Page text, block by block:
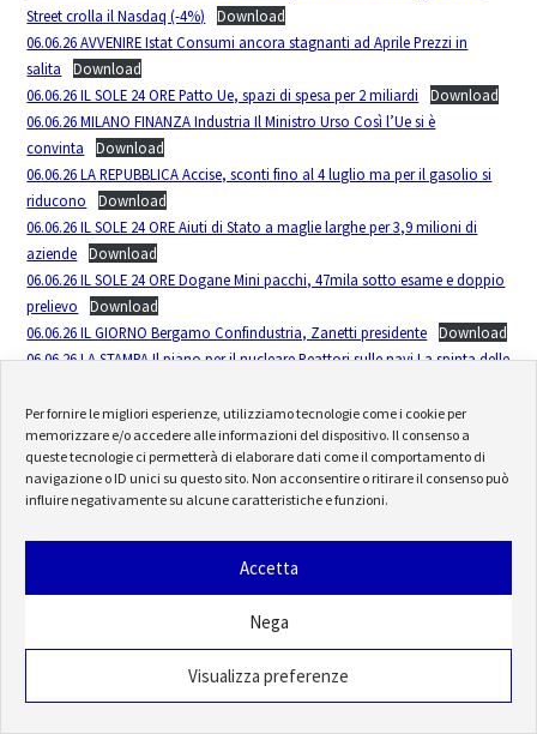
Per fornire le migliori esperienze, utilizziamo tecnologie come i cookie per
memorizzare e/o accedere alle informazioni del dispositivo. Il consenso a
queste tecnologie ci permetterà di elaborare dati come il comportamento di
navigazione o ID unici su questo sito. Non acconsentire o ritirare il consenso può
influire negativamente su alcune caratteristiche e funzioni.
Accetta
Nega
Visualizza preferenze
Street crolla il Nasdaq (-4%)
Download
06.06.26 AVVENIRE Istat Consumi ancora stagnanti ad Aprile Prezzi in
salita
Download
06.06.26 IL SOLE 24 ORE Patto Ue, spazi di spesa per 2 miliardi
Download
06.06.26 MILANO FINANZA Industria Il Ministro Urso Così l’Ue si è
convinta
Download
06.06.26 LA REPUBBLICA Accise, sconti fino al 4 luglio ma per il gasolio si
riducono
Download
06.06.26 IL SOLE 24 ORE Aiuti di Stato a maglie larghe per 3,9 milioni di
aziende
Download
06.06.26 IL SOLE 24 ORE Dogane Mini pacchi, 47mila sotto esame e doppio
prelievo
Download
06.06.26 IL GIORNO Bergamo Confindustria, Zanetti presidente
Download
06.06.26 LA STAMPA Il piano per il nucleare Reattori sulle navi La spinta delle
06.06.26 IL SOLE 24 ORE Due miliardi di Iva in più con caro prezzi e Pos
scontrini Download
06.06.26 ITALIA OGGI Iva sugli acquisti, retromarsh
Download
06.06.26 IL SOLE 24 ORE Convenzione Entrate Verso l’addebito delle tasse